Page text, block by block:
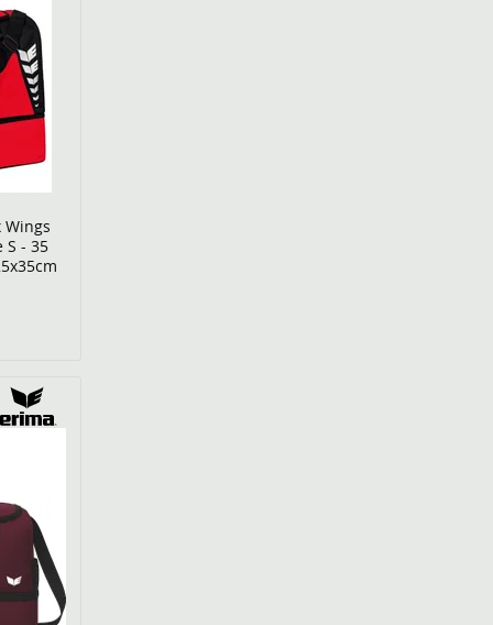
Wings
S - 35